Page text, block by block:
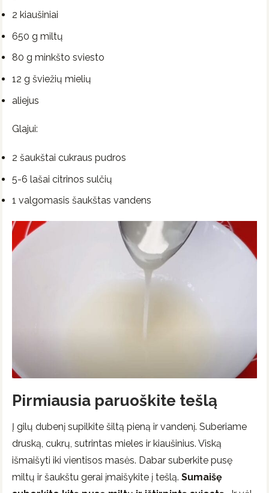
2 kiaušiniai
650 g miltų
80 g minkšto sviesto
12 g šviežių mielių
aliejus
Glajui:
2 šaukštai cukraus pudros
5-6 lašai citrinos sulčių
1 valgomasis šaukštas vandens
Pirmiausia paruoškite tešlą
Į gilų dubenį supilkite šiltą pieną ir vandenį. Suberiame
druską, cukrų, sutrintas mieles ir kiaušinius. Viską
išmaišyti iki vientisos masės. Dabar suberkite pusę
miltų ir šaukštu gerai įmaišykite į tešlą. Sumaišę